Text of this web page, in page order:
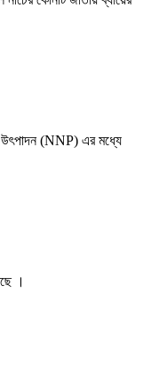
(NNP) এর মধ্যে
।